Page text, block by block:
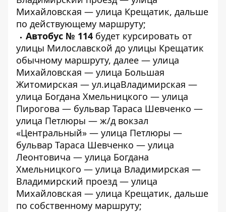
Михайловская — улица Крещатик, дальше
по действующему маршруту;
Автобус № 114 будет курсировать от
улицы Милославской до улицы Крещатик
обычному маршруту, далее — улица
Михайловская — улица Большая
Житомирская — ул.ицаВладимирская —
улица Богдана Хмельницкого — улица
Пирогова — бульвар Тараса Шевченко —
улица Петлюры — ж/д вокзал
«Центральный» — улица Петлюры —
бульвар Тараса Шевченко — улица
Леонтовича — улица Богдана
Хмельницкого — улица Владимирская —
Владимирский проезд — улица
Михайловская — улица Крещатик, дальше
по собственному маршруту;